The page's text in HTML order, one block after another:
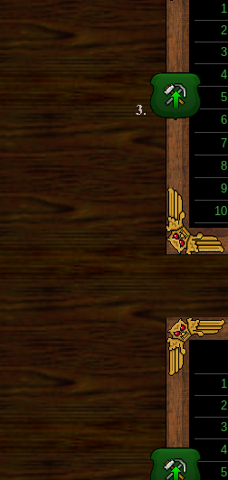
1.
2.
3.
4.
5.
6.
7.
8.
9.
10.
1.
2.
3.
4.
5.